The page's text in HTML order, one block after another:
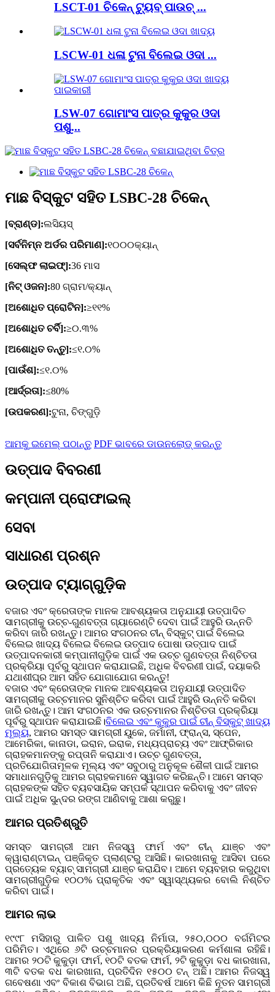
LSCT-01 ଚିକେନ୍ ଟ୍ୟୁବ୍ ପାଉଚ୍ ...
LSCW-01 ଧଳା ଟୁନା ବିଲେଇ ଓଦା ...
LSW-07 ଗୋମାଂସ ପାତ୍ର କୁକୁର ଓଦା
ପଶୁ...
ମାଛ ବିସ୍କୁଟ ସହିତ LSBC-28 ଚିକେନ୍
[ବ୍ରାଣ୍ଡ]:ଲସିୟସ୍
[ସର୍ବନିମ୍ନ ଅର୍ଡର ପରିମାଣ]:୧୦୦୦କ୍ୟାନ୍
[ସେଲ୍ଫ ଲାଇଫ୍]:36 ମାସ
[ନିଟ୍ ଓଜନ]:80 ଗ୍ରାମ/କ୍ୟାନ୍
[ଅଶୋଧିତ ପ୍ରୋଟିନ]:≥୧୧%
[ଅଶୋଧିତ ଚର୍ବି]:≥୦.୩%
[ଅଶୋଧିତ ତନ୍ତୁ]:≤୧.୦%
[ପାଉଁଶ]:≤୧.୦%
[ଆର୍ଦ୍ରତା]:≤80%
[ଉପକରଣ]:ଟୁନା, ଚିଙ୍ଗୁଡ଼ି
ଆମକୁ ଇମେଲ୍ ପଠାନ୍ତୁ PDF ଭାବରେ ଡାଉନଲୋଡ୍ କରନ୍ତୁ
ଉତ୍ପାଦ ବିବରଣୀ
କମ୍ପାନୀ ପ୍ରୋଫାଇଲ୍
ସେବା
ସାଧାରଣ ପ୍ରଶ୍ନ
ଉତ୍ପାଦ ଟ୍ୟାଗ୍‌ଗୁଡ଼ିକ
ବଜାର ଏବଂ କ୍ରେତାଙ୍କ ମାନକ ଆବଶ୍ୟକତା ଅନୁଯାୟୀ ଉତ୍ପାଦିତ
ସାମଗ୍ରୀକୁ ଉଚ୍ଚ-ଗୁଣବତ୍ତା ଗ୍ୟାରେଣ୍ଟି ଦେବା ପାଇଁ ଆହୁରି ଉନ୍ନତି
କରିବା ଜାରି ରଖନ୍ତୁ। ଆମର ସଂଗଠନର ଚୀନ୍ ବିସ୍କୁଟ୍ ପାଇଁ ବିଲେଇ
ବିଲେଇ ଖାଦ୍ୟ ବିଲେଇ ବିଲେଇ ଉତ୍ପାଦ ପୋଷା ଉତ୍ପାଦ ପାଇଁ
ଉତ୍ପାଦନକାରୀ କମ୍ପାନୀଗୁଡ଼ିକ ପାଇଁ ଏକ ଉଚ୍ଚ ଗୁଣବତ୍ତା ନିଶ୍ଚିତତା
ପ୍ରକ୍ରିୟା ପୂର୍ବରୁ ସ୍ଥାପନ କରାଯାଇଛି, ଅଧିକ ବିବରଣୀ ପାଇଁ, ଦୟାକରି
ଯଥାଶୀଘ୍ର ଆମ ସହିତ ଯୋଗାଯୋଗ କରନ୍ତୁ!
ବଜାର ଏବଂ କ୍ରେତାଙ୍କ ମାନକ ଆବଶ୍ୟକତା ଅନୁଯାୟୀ ଉତ୍ପାଦିତ
ସାମଗ୍ରୀକୁ ଉଚ୍ଚମାନର ସୁନିଶ୍ଚିତ କରିବା ପାଇଁ ଆହୁରି ଉନ୍ନତି କରିବା
ଜାରି ରଖନ୍ତୁ। ଆମ ସଂଗଠନର ଏକ ଉଚ୍ଚମାନର ନିଶ୍ଚିତତା ପ୍ରକ୍ରିୟା
ପୂର୍ବରୁ ସ୍ଥାପନ କରାଯାଇଛି।ବିଲେଇ ଏବଂ କୁକୁର ପାଇଁ ଚୀନ୍ ବିସ୍କୁଟ୍ ଖାଦ୍ୟ
ମୂଲ୍ୟ, ଆମର ସମସ୍ତ ସାମଗ୍ରୀ ୟୁକେ, ଜର୍ମାନୀ, ଫ୍ରାନ୍ସ, ସ୍ପେନ,
ଆମେରିକା, କାନାଡା, ଇରାନ, ଇରାକ, ମଧ୍ୟପ୍ରାଚ୍ୟ ଏବଂ ଆଫ୍ରିକାର
ଗ୍ରାହକମାନଙ୍କୁ ରପ୍ତାନି କରାଯାଏ। ଉଚ୍ଚ ଗୁଣବତ୍ତା,
ପ୍ରତିଯୋଗିତାମୂଳକ ମୂଲ୍ୟ ଏବଂ ସବୁଠାରୁ ଅନୁକୂଳ ଶୈଳୀ ପାଇଁ ଆମର
ସମାଧାନଗୁଡ଼ିକୁ ଆମର ଗ୍ରାହକମାନେ ସ୍ୱାଗତ କରିଛନ୍ତି। ଆମେ ସମସ୍ତ
ଗ୍ରାହକଙ୍କ ସହିତ ବ୍ୟବସାୟିକ ସମ୍ପର୍କ ସ୍ଥାପନ କରିବାକୁ ଏବଂ ଜୀବନ
ପାଇଁ ଅଧିକ ସୁନ୍ଦର ରଙ୍ଗ ଆଣିବାକୁ ଆଶା କରୁଛୁ।
ଆମର ପ୍ରତିଶ୍ରୁତି
ସମସ୍ତ ସାମଗ୍ରୀ ଆମ ନିଜସ୍ୱ ଫାର୍ମ ଏବଂ ଚୀନ୍ ଯାଞ୍ଚ ଏବଂ
କ୍ୱାରାଣ୍ଟାଇନ୍ ପଞ୍ଜିକୃତ ପ୍ଲାଣ୍ଟରୁ ଆସିଛି। କାରଖାନାକୁ ଆସିବା ପରେ
ପ୍ରତ୍ୟେକ ବ୍ୟାଚ୍ ସାମଗ୍ରୀ ଯାଞ୍ଚ କରାଯିବ। ଆମେ ବ୍ୟବହାର କରୁଥିବା
ସାମଗ୍ରୀଗୁଡ଼ିକ ୧୦୦% ପ୍ରାକୃତିକ ଏବଂ ସ୍ୱାସ୍ଥ୍ୟକର ବୋଲି ନିଶ୍ଚିତ
କରିବା ପାଇଁ।
ଆମର ଲାଭ
୧୯୯୮ ମସିହାରୁ ପାଳିତ ପଶୁ ଖାଦ୍ୟ ନିର୍ମାତା, ୨୫୦,୦୦୦ ବର୍ଗମିଟର
ପରିମିତ। ଏଥିରେ ୬ଟି ଉଚ୍ଚମାନର ପ୍ରକ୍ରିୟାକରଣ କର୍ମଶାଳା ରହିଛି।
ଆମର ୨୦ଟି କୁକୁଡ଼ା ଫାର୍ମ, ୧୦ଟି ବତକ ଫାର୍ମ, ୨ଟି କୁକୁଡ଼ା ବଧ କାରଖାନା,
୩ଟି ବତକ ବଧ କାରଖାନା, ପ୍ରତିଦିନ ୧୫୦୦ ଟନ୍ ଅଛି। ଆମର ନିଜସ୍ୱ
ଗବେଷଣା ଏବଂ ବିକାଶ ବିଭାଗ ଅଛି, ପ୍ରତିବର୍ଷ ଆମେ କିଛି ନୂତନ ସାମଗ୍ରୀ